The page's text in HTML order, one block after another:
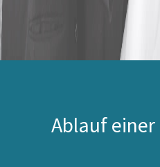
Ablauf einer